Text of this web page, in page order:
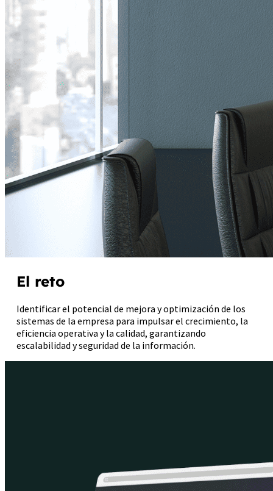
El reto
Identificar el potencial de mejora y optimización de los
sistemas de la empresa para impulsar el crecimiento, la
eficiencia operativa y la calidad, garantizando
escalabilidad y seguridad de la información.